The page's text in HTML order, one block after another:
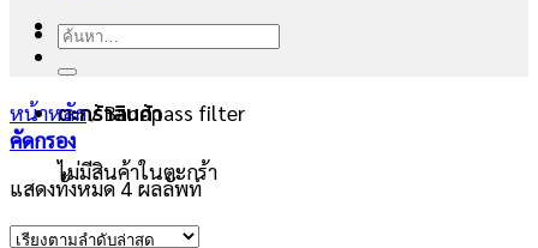
ตะกร้าสินค้า
ไม่มีสินค้าในตะกร้า
ค้นหา:
หน้าหลัก /Bandpass filter
คัดกรอง
แสดงทั้งหมด 4 ผลลัพท์